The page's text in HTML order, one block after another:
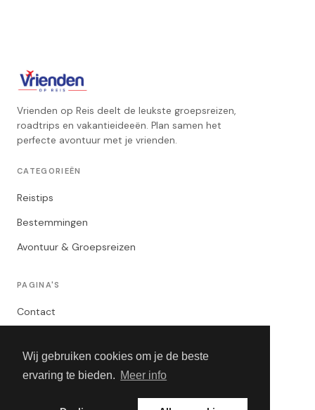
Wij gebruiken cookies om je de beste
ervaring te bieden. Meer info
Vrienden op Reis deelt de leukste groepsreizen,
roadtrips en vakantieideeën. Plan samen het
perfecte avontuur met je vrienden.
CATEGORIEËN
Reistips
Bestemmingen
Avontuur & Groepsreizen
PAGINA'S
Contact
Algemene Voorwaarden
Adverteren